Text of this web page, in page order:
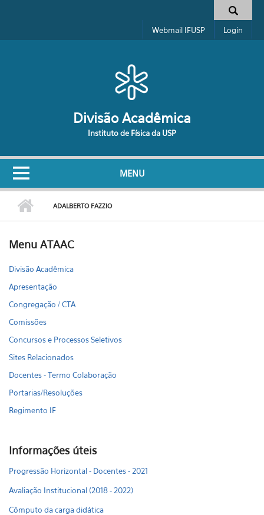
Formulário de busca
Webmail IFUSP Login
Divisão Acadêmica
Instituto de Física da USP
MENU
ADALBERTO FAZZIO
Menu ATAAC
Divisão Acadêmica
Apresentação
Congregação / CTA
Comissões
Concursos e Processos Seletivos
Sites Relacionados
Docentes - Termo Colaboração
Portarias/Resoluções
Regimento IF
Informações úteis
Progressão Horizontal - Docentes - 2021
Avaliação Institucional (2018 - 2022)
Cômputo da carga didática